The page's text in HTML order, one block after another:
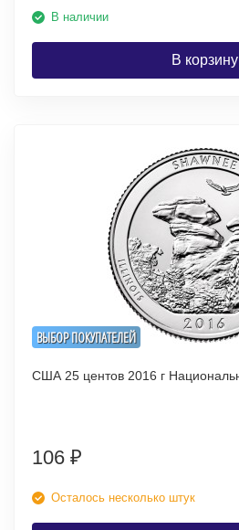
В наличии
В корзину
ВЫБОР ПОКУПАТЕЛЕЙ
106 ₽
Осталось несколько штук